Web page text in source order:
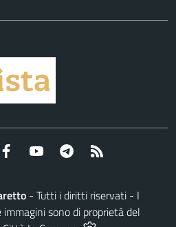
Facebook YouTube Telegram
- Tutti i diritti riservati - I
sono di proprietà del